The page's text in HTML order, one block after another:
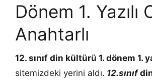
Dönem 1. Yazılı
Anahtarlı
12. sınıf din kültürü 1. dönem 1.
sitemizdeki yerini aldı. 12.sınıf